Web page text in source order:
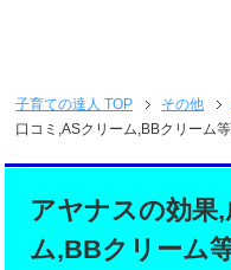
子育ての達人 TOP その他
口コミ,ASクリーム,BBクリーム
アヤナスの効果
ム,BBクリーム